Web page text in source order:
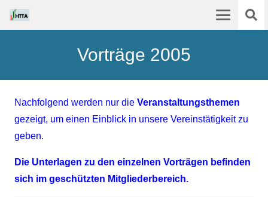
Vorträge 2005
Nachfolgend werden nur die Veranstaltungsthemen
gezeigt, um einen Einblick in unsere Vereinstätigkeit zu
geben.
Die Unterlagen zu den einzelnen Vorträgen befinden
sich im geschützten Mitgliederbereich.